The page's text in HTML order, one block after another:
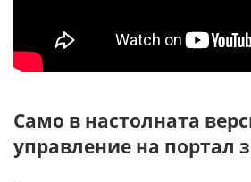
Само в настолната
управление на портал